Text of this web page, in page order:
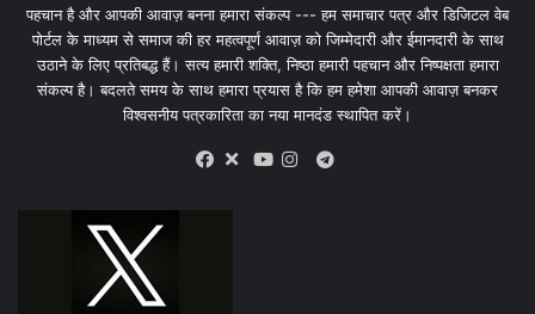
पहचान है और आपकी आवाज़ बनना हमारा संकल्प --- हम समाचार पत्र और डिजिटल वेब
पोर्टल के माध्यम से समाज की हर महत्वपूर्ण आवाज़ को जिम्मेदारी और ईमानदारी के साथ
उठाने के लिए प्रतिबद्ध हैं। सत्य हमारी शक्ति, निष्ठा हमारी पहचान और निष्पक्षता हमारा
संकल्प है। बदलते समय के साथ हमारा प्रयास है कि हम हमेशा आपकी आवाज़ बनकर
विश्वसनीय पत्रकारिता का नया मानदंड स्थापित करें।
X
Telegram